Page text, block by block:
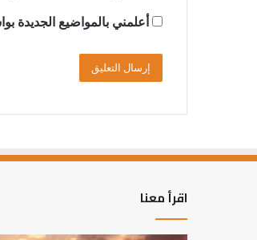
أعلمني بالمواضيع الجديدة
اقرأ معنا